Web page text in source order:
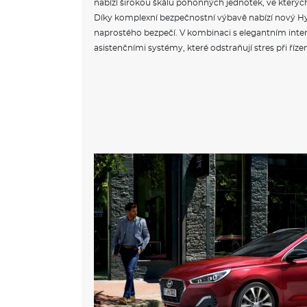
nabízí širokou škálu pohonných jednotek, ve
Díky komplexní bezpečnostní výbavě nabízí nový
naprostého bezpečí. V kombinaci s elegantním
asistenčními systémy, které odstraňují stres při